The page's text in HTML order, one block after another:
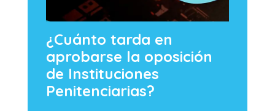
¿Cuánto tarda en
aprobarse la oposición
de Instituciones
Penitenciarias?